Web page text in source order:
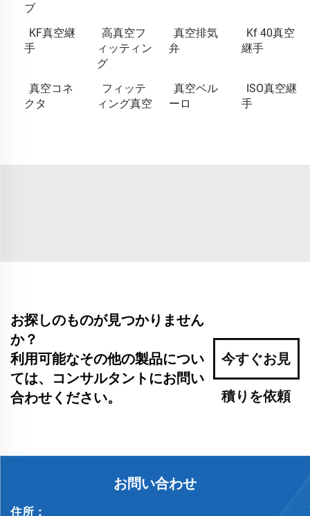
ブ
KF真空継
手
高真空フ
ィッティン
グ
真空排気
弁
Kf 40真空
継手
真空コネ
クタ
フィッテ
ィング真空
真空ベル
ーロ
ISO真空継
手
お探しのものが見つかりません
か？
利用可能なその他の製品につい
ては、コンサルタントにお問い
合わせください。
今すぐお見
積りを依頼
お問い合わせ
住所：